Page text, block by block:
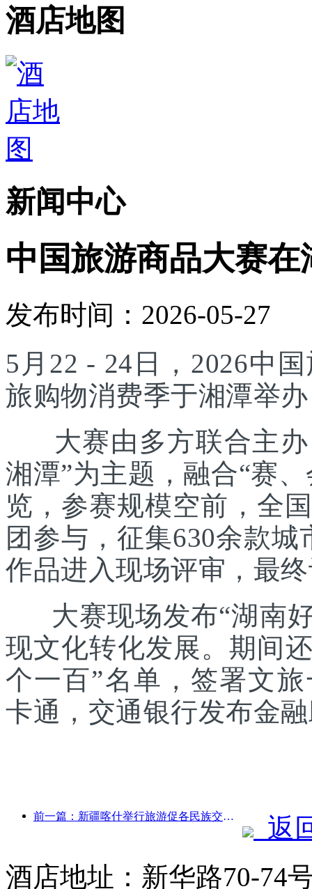
酒店地图
新闻中心
中国旅游商品大赛
发布时间：2026-05-27
5月22 - 24日，2026中
旅购物消费季于湘潭举
大赛由多方联合主办
湘潭”为主题，融合“赛
览，参赛规模空前，全
团参与，征集630余款
作品进入现场评审，最
大赛现场发布“湖南好
现文化转化发展。期间
个一百”名单，签署文
卡通，交通银行发布金
前一篇：新疆喀什举行旅游促各民族交流推广活动
返
酒店地址：新华路70-74